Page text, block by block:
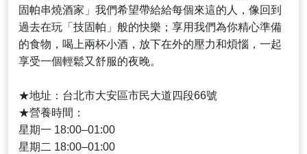
固帕串燒酒家」我們希望帶給給每個來這的人，像回到
過去在玩「技固帕」般的快樂；享用我們為你精心準備
的食物，喝上兩杯小酒，放下在外的壓力和煩惱，一起
享受一個輕鬆又舒服的夜晚。
★地址：台北市大安區市民大道四段66號
★營養時間：
星期一 18:00–01:00
星期二 18:00–01:00